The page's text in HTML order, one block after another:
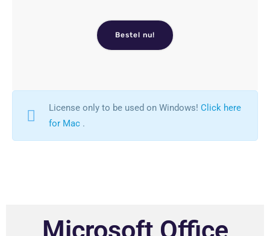
Bestel nu!
License only to be used on Windows! Click here
for Mac .
Microsoft Office